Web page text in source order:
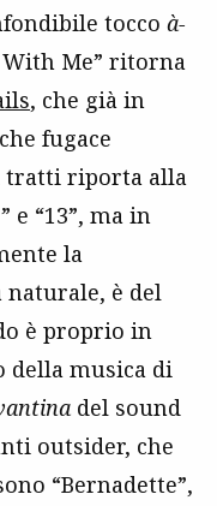
tocco à-
With Me” ritorna
, che già in
fugace
tratti riporta alla
e “13”, ma in
la
naturale, è del
è proprio in
della musica di
del sound
outsider, che
“Bernadette”,